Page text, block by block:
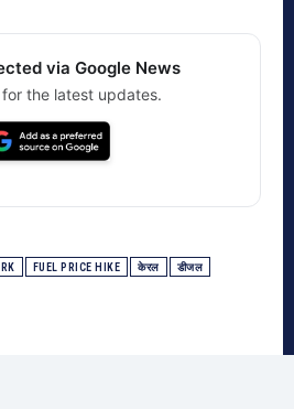
via Google News
for the latest updates.
FUEL PRICE HIKE केरल डीजल